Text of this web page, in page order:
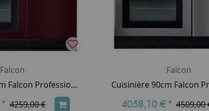
Falcon
Cuisinière 90cm Falcon Professional+ 90 Rouge Airelle Chromé PROP90EICY/C-EU 3 fours électriques / 5 foyers induction
* 4259,00 €
Falcon
4058,10 € * 4509,00